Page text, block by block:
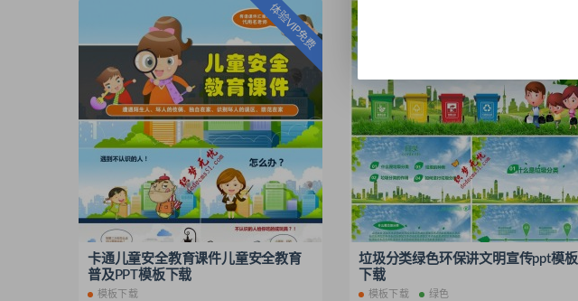
体验VIP免费
卡通儿童安全教育课件儿童安全教育
普及PPT模板下载
模板下载
垃圾分类绿色环保讲文明宣传ppt模板
下载
模板下载 绿色